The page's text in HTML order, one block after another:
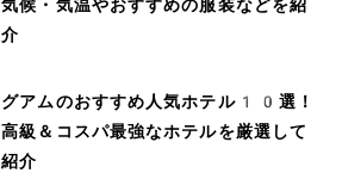
気候・気温やおすすめの服装などを紹
介
グアムのおすすめ人気ホテル10選！
高級＆コスパ最強なホテルを厳選して
紹介